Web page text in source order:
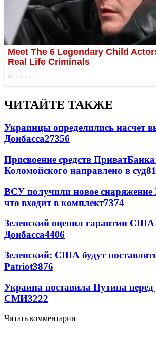
ЧИТАЙТЕ ТАКЖЕ
Украинцы определились насчет
Донбасса27356
Присвоение средств
Коломойского направлено в суд
ВСУ получили новое снаряжение
что входит в комплект7374
Зеленский оценил гарантии США
Донбасса4406
Зеленский: США будут
Patriot3876
Украина поставила Путина
СМИ3222
Читать комментарии